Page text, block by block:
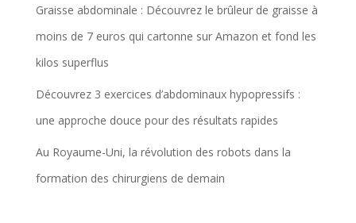
Graisse abdominale : Découvrez le brûleur de graisse à
moins de 7 euros qui cartonne sur Amazon et fond les
kilos superflus
Découvrez 3 exercices d’abdominaux hypopressifs :
une approche douce pour des résultats rapides
Au Royaume-Uni, la révolution des robots dans la
formation des chirurgiens de demain